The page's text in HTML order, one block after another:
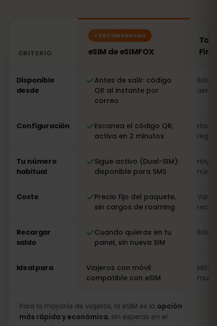
CRITERIO
RECOMENDADO
eSIM de eSIMFOX
Disponible
desde
Antes de salir: código
QR al instante por
correo
Solo
Configuración
Escanea el código QR,
activa en 2 minutos
Tu número
habitual
Sigue activo (Dual-SIM):
disponible para SMS
Hay
Coste
Precio fijo del paquete,
sin cargos de roaming
Recargar
saldo
Cuando quieras en tu
panel, sin nueva SIM
Solo
Ideal para
Viajeros con móvil
compatible con eSIM
muy
Para la mayoría de viajeros, la eSIM es la opción
más rápida y económica, sin esperas en el